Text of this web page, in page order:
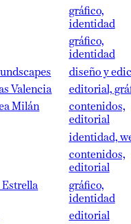
gráfico,
identidad
gráfico,
identidad
diseño y
Valencia
editorial,
Milán
contenidos,
editorial
identidad,
contenidos,
editorial
Estrella
gráfico,
identidad
editorial